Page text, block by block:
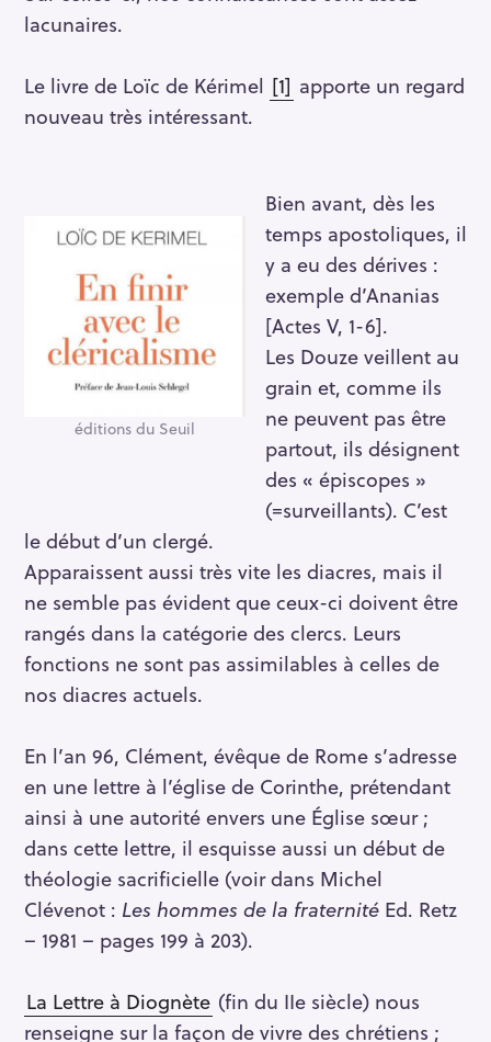
lacunaires.
Le livre de Loïc de Kérimel [1] apporte un regard
nouveau très intéressant.
éditions du Seuil
Bien avant, dès les
temps apostoliques, il
y a eu des dérives :
exemple d’Ananias
[Actes V, 1-6].
Les Douze veillent au
grain et, comme ils
ne peuvent pas être
partout, ils désignent
des « épiscopes »
(=surveillants). C’est
le début d’un clergé.
Apparaissent aussi très vite les diacres, mais il
ne semble pas évident que ceux-ci doivent être
rangés dans la catégorie des clercs. Leurs
fonctions ne sont pas assimilables à celles de
nos diacres actuels.
En l’an 96, Clément, évêque de Rome s’adresse
en une lettre à l’église de Corinthe, prétendant
ainsi à une autorité envers une Église sœur ;
dans cette lettre, il esquisse aussi un début de
théologie sacrificielle (voir dans Michel
Clévenot : Les hommes de la fraternité Ed. Retz
– 1981 – pages 199 à 203).
La Lettre à Diognète (fin du IIe siècle) nous
renseigne sur la façon de vivre des chrétiens ;